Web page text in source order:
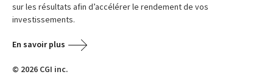
sur les résultats afin d’accélérer le rendement de vos
investissements.
En savoir plus
© 2026 CGI inc.